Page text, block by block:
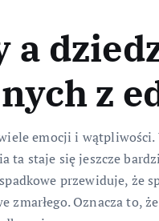
a
z
emocji i wątpliwości.
ta staje się jeszcze
przewiduje, że
Oznacza to,